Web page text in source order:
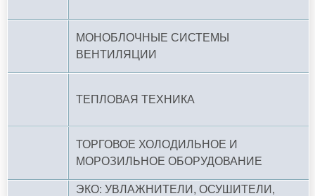
МОНОБЛОЧНЫЕ СИСТЕМЫ
ВЕНТИЛЯЦИИ
ТЕПЛОВАЯ ТЕХНИКА
ТОРГОВОЕ ХОЛОДИЛЬНОЕ И
МОРОЗИЛЬНОЕ ОБОРУДОВАНИЕ
ЭКО: УВЛАЖНИТЕЛИ, ОСУШИТЕЛИ,